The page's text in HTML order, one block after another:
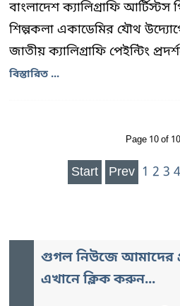
বাংলাদেশ ক্যালিগ্রাফি আর্টিস্টস
শিল্পকলা একাডেমির যৌথ
জাতীয় ক্যালিগ্রাফি পেইন্টিং
বিস্তারিত ...
Page 10 of 10
Start Prev 1 2 3 4
গুগল নিউজে আমাদের
এখানে ক্লিক করুন...